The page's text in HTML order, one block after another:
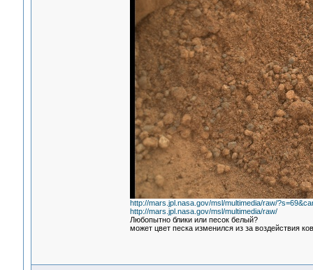
http://mars.jpl.nasa.gov/msl/multimedia/raw/
http://mars.jpl.nasa.gov/msl/multimedia/raw/
Любопытно блики или песок белый?
может цвет песка изменился из за воздействия